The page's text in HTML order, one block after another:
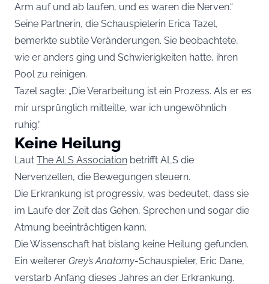
Arm auf und ab laufen, und es waren die Nerven.“
Seine Partnerin, die Schauspielerin Erica Tazel,
bemerkte subtile Veränderungen. Sie beobachtete,
wie er anders ging und Schwierigkeiten hatte, ihren
Pool zu reinigen.
Tazel sagte: „Die Verarbeitung ist ein Prozess. Als er es
mir ursprünglich mitteilte, war ich ungewöhnlich
ruhig.“
Keine Heilung
Laut The ALS Association betrifft ALS die
Nervenzellen, die Bewegungen steuern.
Die Erkrankung ist progressiv, was bedeutet, dass sie
im Laufe der Zeit das Gehen, Sprechen und sogar die
Atmung beeinträchtigen kann.
Die Wissenschaft hat bislang keine Heilung gefunden.
Ein weiterer Grey’s Anatomy-Schauspieler, Eric Dane,
verstarb Anfang dieses Jahres an der Erkrankung.